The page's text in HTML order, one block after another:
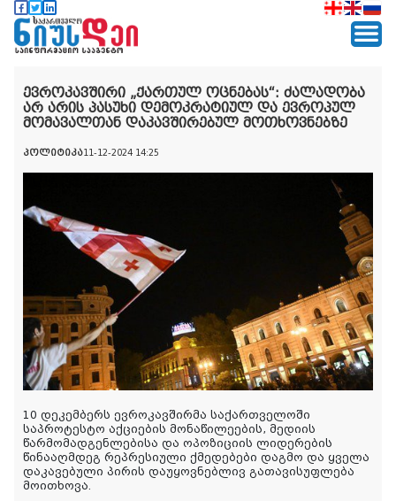
ევროკავშირი „ქართულ ოცნებას“: ძალადობა
არ არის პასუხი დემოკრატიულ და ევროპულ
მომავალთან დაკავშირებულ მოთხოვნებზე
პოლიტიკა11-12-2024 14:25
10 დეკემბერს ევროკავშირმა საქართველოში
საპროტესტო აქციების მონაწილეების, მედიის
წარმომადგენლებისა და ოპოზიციის ლიდერების
წინააღმდეგ რეპრესიული ქმედებები დაგმო და ყველა
დაკავებული პირის დაუყოვნებლივ გათავისუფლება
მოითხოვა.